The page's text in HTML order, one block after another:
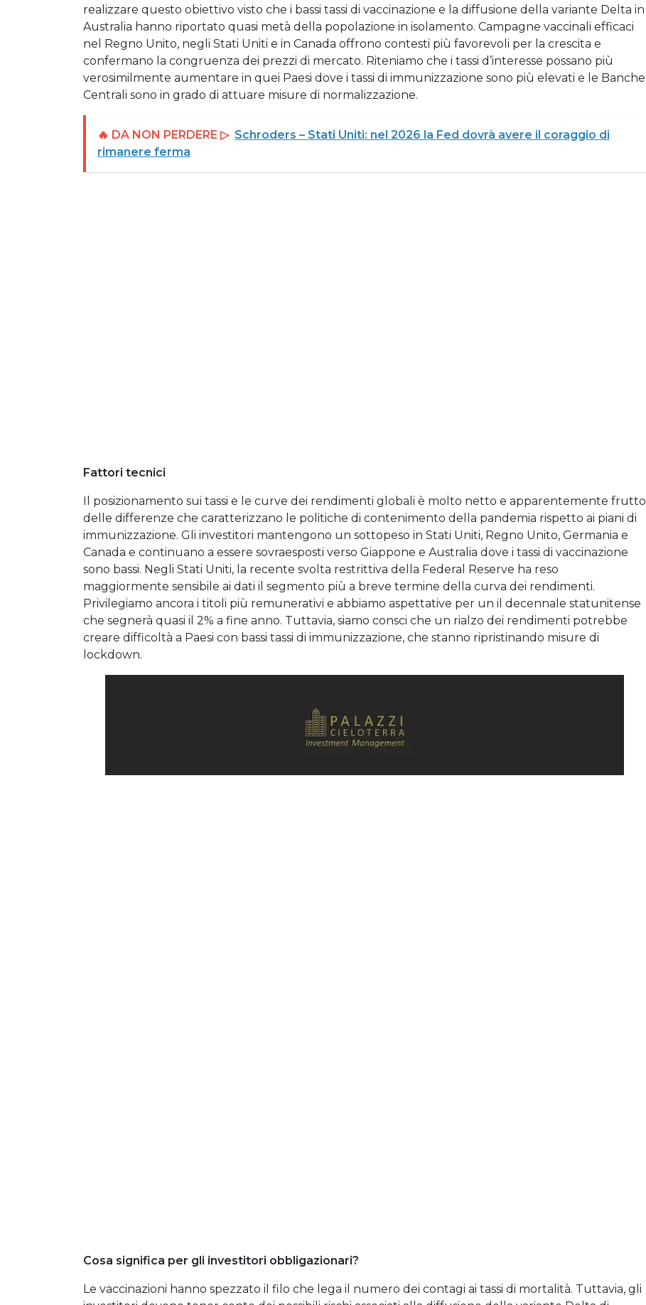
realizzare questo obiettivo visto che i bassi tassi di vaccinazione e la diffusione della variante Delta in
Australia hanno riportato quasi metà della popolazione in isolamento. Campagne vaccinali efficaci
nel Regno Unito, negli Stati Uniti e in Canada offrono contesti più favorevoli per la crescita e
confermano la congruenza dei prezzi di mercato. Riteniamo che i tassi d’interesse possano più
verosimilmente aumentare in quei Paesi dove i tassi di immunizzazione sono più elevati e le Banche
Centrali sono in grado di attuare misure di normalizzazione.
🔥 DA NON PERDERE ▷ Schroders – Stati Uniti: nel 2026 la Fed dovrà avere il coraggio di
rimanere ferma
Fattori tecnici
Il posizionamento sui tassi e le curve dei rendimenti globali è molto netto e apparentemente frutto
delle differenze che caratterizzano le politiche di contenimento della pandemia rispetto ai piani di
immunizzazione. Gli investitori mantengono un sottopeso in Stati Uniti, Regno Unito, Germania e
Canada e continuano a essere sovraesposti verso Giappone e Australia dove i tassi di vaccinazione
sono bassi. Negli Stati Uniti, la recente svolta restrittiva della Federal Reserve ha reso
maggiormente sensibile ai dati il segmento più a breve termine della curva dei rendimenti.
Privilegiamo ancora i titoli più remunerativi e abbiamo aspettative per un il decennale statunitense
che segnerà quasi il 2% a fine anno. Tuttavia, siamo consci che un rialzo dei rendimenti potrebbe
creare difficoltà a Paesi con bassi tassi di immunizzazione, che stanno ripristinando misure di
lockdown.
Cosa significa per gli investitori obbligazionari?
Le vaccinazioni hanno spezzato il filo che lega il numero dei contagi ai tassi di mortalità. Tuttavia, gli